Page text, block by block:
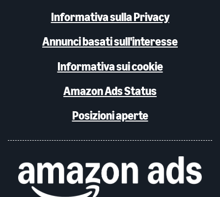
Informativa sulla Privacy
Annunci basati sull'interesse
Informativa sui cookie
Amazon Ads Status
Posizioni aperte